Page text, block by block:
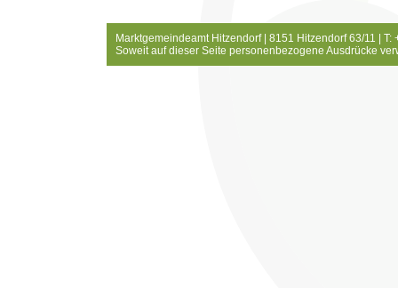
Marktgemeindeamt Hitzendorf | 8151 Hitzendorf 63/11 |
Soweit auf dieser Seite personenbezogene Ausdrücke